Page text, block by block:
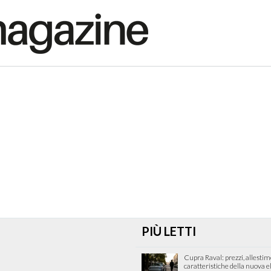
PIÙ LETTI
Cupra Raval: prezzi,
caratteristiche della nuova